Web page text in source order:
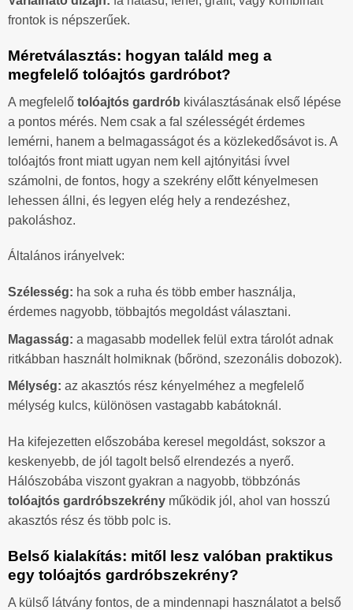
frontok is népszerűek.
Méretválasztás: hogyan találd meg a
megfelelő tolóajtós gardróbot?
A megfelelő tolóajtós gardrób kiválasztásának első lépése
a pontos mérés. Nem csak a fal szélességét érdemes
lemérni, hanem a belmagasságot és a közlekedősávot is. A
tolóajtós front miatt ugyan nem kell ajtónyitási ívvel
számolni, de fontos, hogy a szekrény előtt kényelmesen
lehessen állni, és legyen elég hely a rendezéshez,
pakoláshoz.
Általános irányelvek:
Szélesség: ha sok a ruha és több ember használja,
érdemes nagyobb, többajtós megoldást választani.
Magasság: a magasabb modellek felül extra tárolót adnak
ritkábban használt holmiknak (bőrönd, szezonális dobozok).
Mélység: az akasztós rész kényelméhez a megfelelő
mélység kulcs, különösen vastagabb kabátoknál.
Ha kifejezetten előszobába keresel megoldást, sokszor a
keskenyebb, de jól tagolt belső elrendezés a nyerő.
Hálószobába viszont gyakran a nagyobb, többzónás
tolóajtós gardróbszekrény működik jól, ahol van hosszú
akasztós rész és több polc is.
Belső kialakítás: mitől lesz valóban praktikus
egy tolóajtós gardróbszekrény?
A külső látvány fontos, de a mindennapi használatot a belső